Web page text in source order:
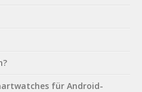
für Android-